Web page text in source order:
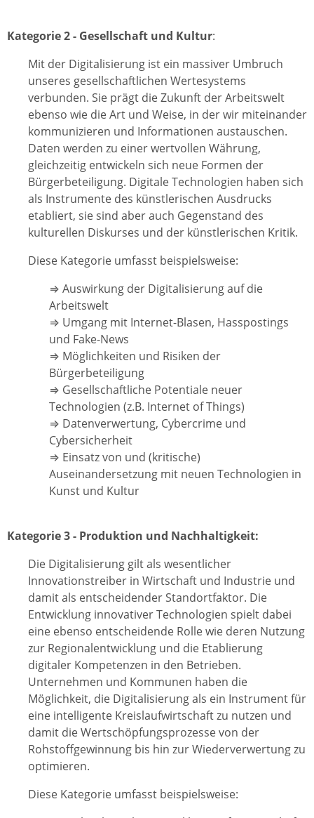
Kategorie 2 - Gesellschaft und Kultur:
Mit der Digitalisierung ist ein massiver Umbruch
unseres gesellschaftlichen Wertesystems
verbunden. Sie prägt die Zukunft der Arbeitswelt
ebenso wie die Art und Weise, in der wir miteinander
kommunizieren und Informationen austauschen.
Daten werden zu einer wertvollen Währung,
gleichzeitig entwickeln sich neue Formen der
Bürgerbeteiligung. Digitale Technologien haben sich
als Instrumente des künstlerischen Ausdrucks
etabliert, sie sind aber auch Gegenstand des
kulturellen Diskurses und der künstlerischen Kritik.
Diese Kategorie umfasst beispielsweise:
⇒ Auswirkung der Digitalisierung auf die
Arbeitswelt
⇒ Umgang mit Internet-Blasen, Hasspostings
und Fake-News
⇒ Möglichkeiten und Risiken der
Bürgerbeteiligung
⇒ Gesellschaftliche Potentiale neuer
Technologien (z.B. Internet of Things)
⇒ Datenverwertung, Cybercrime und
Cybersicherheit
⇒ Einsatz von und (kritische)
Auseinandersetzung mit neuen Technologien in
Kunst und Kultur
Kategorie 3 - Produktion und Nachhaltigkeit:
Die Digitalisierung gilt als wesentlicher
Innovationstreiber in Wirtschaft und Industrie und
damit als entscheidender Standortfaktor. Die
Entwicklung innovativer Technologien spielt dabei
eine ebenso entscheidende Rolle wie deren Nutzung
zur Regionalentwicklung und die Etablierung
digitaler Kompetenzen in den Betrieben.
Unternehmen und Kommunen haben die
Möglichkeit, die Digitalisierung als ein Instrument für
eine intelligente Kreislaufwirtschaft zu nutzen und
damit die Wertschöpfungsprozesse von der
Rohstoffgewinnung bis hin zur Wiederverwertung zu
optimieren.
Diese Kategorie umfasst beispielsweise: